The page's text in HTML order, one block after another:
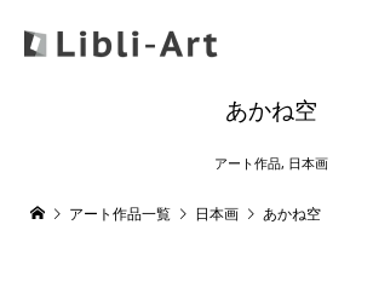
あかね空
アート作品, 日本画
アート作品一覧 日本画 あかね空